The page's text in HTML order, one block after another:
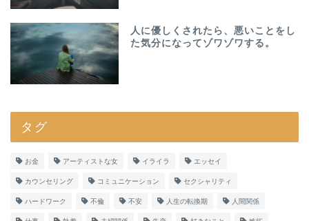
人に優しくされたら、悪いことをし
た気分になってゾワゾワする。
タグ
お金 アーティストな女 イライラ エッセイ
カウンセリング コミュニケーション セクシャリティ
ハードワーク 不倫 不安 人生の転換期 人間関係